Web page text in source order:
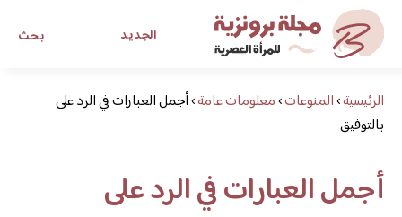
بحث الجديد
مجلة برونزية للفتاة العصريةالرئيسية›المنوعات›معلومات عامة›أجمل العبارات في الرد على
بالتوفيق
أجمل العبارات في الرد على